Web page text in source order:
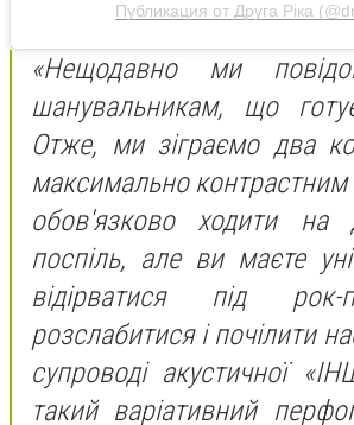
Публикация от Друга Ріка
«Нещодавно ми
шанувальникам, що
Отже, ми зіграємо два
максимально
обов'язково ходити на
поспіль, але ви маєте
відірватися під
розслабитися і почілити
супроводі акустичної
такий варіативний